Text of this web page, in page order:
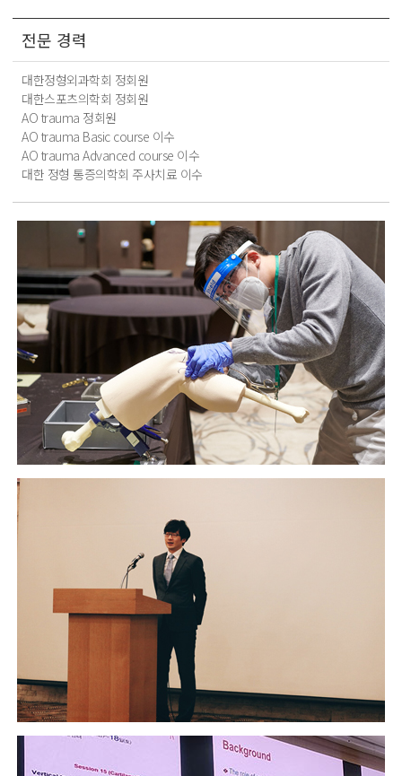
전문 경력
대한정형외과학회 정회원
대한스포츠의학회 정회원
AO trauma 정회원
AO trauma Basic course 이수
AO trauma Advanced course 이수
대한 정형 통증의학회 주사치료 이수